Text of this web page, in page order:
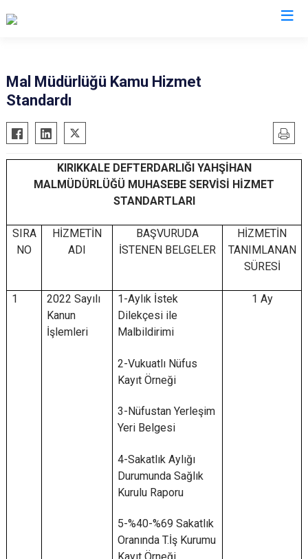
Bahşili
Balışeyh
Sulakyurt
Yahşihan
Mal Müdürlüğü Kamu Hizmet
Standardı
KIRIKKALE DEFTERDARLIĞI YAHŞİHAN
MALMÜDÜRLÜĞÜ MUHASEBE SERVİSİ HİZMET
STANDARTLARI
SIRA
NO
HİZMETİN
ADI
BAŞVURUDA
İSTENEN BELGELER
HİZMETİN
TANIMLANAN
SÜRESİ
1
2022 Sayılı
Kanun
İşlemleri
1-Aylık İstek
Dilekçesi ile
Malbildirimi
2-Vukuatlı Nüfus
Kayıt Örneği
3-Nüfustan Yerleşim
Yeri Belgesi
4-Sakatlık Aylığı
Durumunda Sağlık
Kurulu Raporu
5-%40-%69 Sakatlık
Oranında T.İş Kurumu
1 Ay